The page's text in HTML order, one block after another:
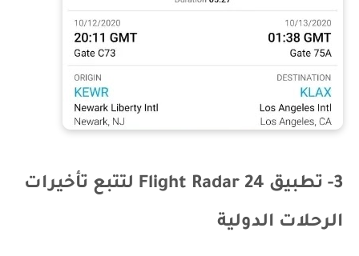
3- تطبيق Flight Radar 24 لتتبع تأخيرات
الرحلات الدولية